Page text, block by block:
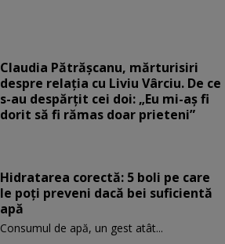
Claudia Pătrășcanu, mărturisiri
despre relația cu Liviu Vârciu. De ce
s-au despărțit cei doi: „Eu mi-aș fi
dorit să fi rămas doar prieteni”
Hidratarea corectă: 5 boli pe care
le poți preveni dacă bei suficientă
apă
Consumul de apă, un gest atât...